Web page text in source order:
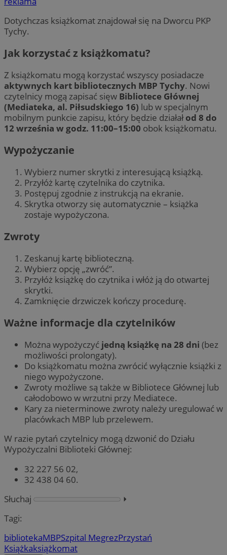
Dotychczas książkomat znajdował się na Dworcu PKP
Tychy.
Jak korzystać z książkomatu?
Z książkomatu mogą korzystać wszyscy posiadacze
aktywnych kart bibliotecznych MBP Tychy. Nowi
czytelnicy mogą zapisać sięw Bibliotece Głównej
(Mediateka, al. Piłsudskiego 16) lub w specjalnym
mobilnym punkcie zapisu, który będzie działałod 8 do
12 września w godz. 11:00–15:00 obok książkomatu.
Wypożyczanie
Wybierz numer skrytki z interesującą książką.
Przyłóż kartę czytelnika do czytnika.
Postępuj zgodnie z instrukcją na ekranie.
Skrytka otworzy się automatycznie – książka
zostaje wypożyczona.
Zwroty
Zeskanuj kartę biblioteczną.
Wybierz opcję „zwróć”.
Przyłóż książkę do czytnika i włóż ją do otwartej
skrytki.
Zamknięcie drzwiczek kończy procedurę.
Ważne informacje dla czytelników
Można wypożyczyć jedną książkę na 28 dni (bez
możliwości prolongaty).
Do książkomatu można zwrócić wyłącznie książki z
niego wypożyczone.
Zwroty możliwe są także w Bibliotece Głównej lub
całodobowo w wrzutni przy Mediatece.
Kary za nieterminowe zwroty należy uregulować w
placówkach MBP lub przelewem.
W razie pytań czytelnicy mogą dzwonić do Działu
Wypożyczalni Biblioteki Głównej:
32 227 56 02,
32 438 04 60.
Słuchaj
⏵︎
Tagi:
bibliotekaMBPSzpital MegrezPrzystań
Książkaksiążkomat